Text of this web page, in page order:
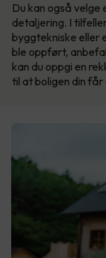
Du kan også velge
detaljering. I
byggtekniske eller
ble oppført,
kan du oppgi en
til at boligen din får